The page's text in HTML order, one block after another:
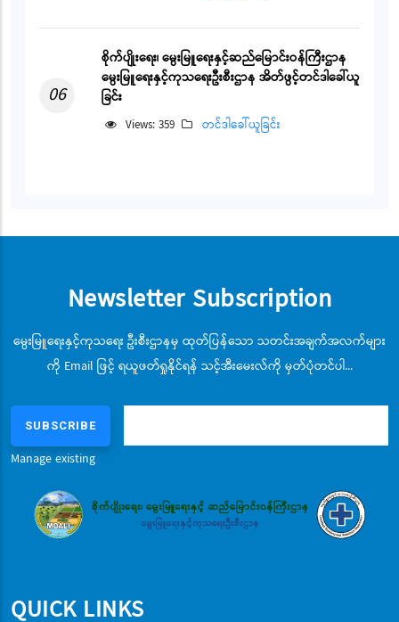
06
စိုက်ပျိုးရေး၊ မွေးမြူရေးနှင့်ဆည်မြောင်းဝန်ကြီးဌာန
မွေးမြူရေးနှင့်ကုသရေးဦးစီးဌာန အိတ်ဖွင့်တင်ဒါခေါ်ယူ
ခြင်း
Views: 359 တင်ဒါခေါ်ယူခြင်း
Newsletter Subscription
မွေးမြူရေးနှင့်ကုသရေး ဦးစီးဌာနမှ ထုတ်ပြန်သော သတင်းအချက်အလက်များ
ကို Email ဖြင့် ရယူဖတ်ရှုနိုင်ရန် သင့်အီးမေးလ်ကို မှတ်ပုံတင်ပါ...
Manage existing
QUICK LINKS